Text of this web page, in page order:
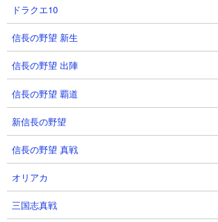
攻撃力、攻撃力上昇、生産コスト割引の3つは
ろ。レベル5までは必要NPが少ないのでそれ
のも良いかも。そしてこれら3つを最大まで上
闘能力を高めるため体力も上げてあげましょ
ばそれだけ攻撃機会が増えて、結果攻撃力を上
恵が期待できます。
も所持していたほうが有利になる能力には間違
キャラの本能解放がある程度終わったら、こち
ましょう。
ドラクエ10
信長の野望 新生
信長の野望 出陣
信長の野望 覇道
新信長の野望
信長の野望 真戦
オリアカ
三国志真戦